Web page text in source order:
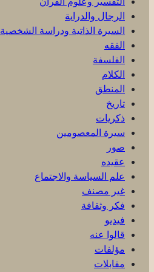
الرجال والدراية
السيرة الذاتية ودراسة الشخصية
الفقه
الفلسفة
الكلام
المنطق
تاريخ
ذكریات
سيرة المعصومين
صور
عقیده
علم السياسة والاجتماع
غير مصنف
فكر وثقافة
فيديو
قالوا عنه
مؤلفات
مقابلات